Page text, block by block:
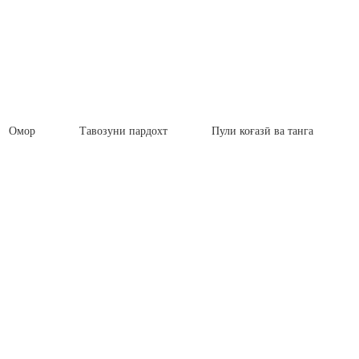
Омор Тавозуни пардохт Пули коғазӣ ва танга